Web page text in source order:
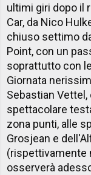
ultimi giri dopo il
Car, da Nico
chiuso settimo
Point, con un
soprattutto con
Giornata
Sebastian
spettacolare
zona punti, alle
Grosjean e
(rispettivamente
osserverà